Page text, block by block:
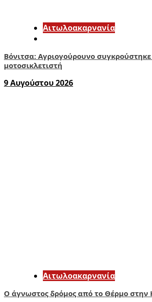
Αιτωλοακαρνανία
Βόνιτσα: Αγριογούρουνο
μοτοσικλετιστή
9 Αυγούστου 2026
Αιτωλοακαρνανία
Ο άγνωστος δρόμος από το Θέρμο στην